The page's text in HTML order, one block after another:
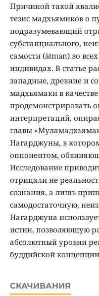
Причиной такой
тезис мадхьямиков о
подразумевающий
субстанциального,
самости (ātman) во
индивидах. В статье
западные, древние и
мадхьямаки в
продемонстрировать
интерпретаций,
главы
Нагарджуны, в
оппонентом,
Исследование
отрицали не
сознания, а лишь
самодостаточную,
Нагарджуна
истин, позволяющую
абсолютный уровни
буддийской
СКАЧИВАНИЯ